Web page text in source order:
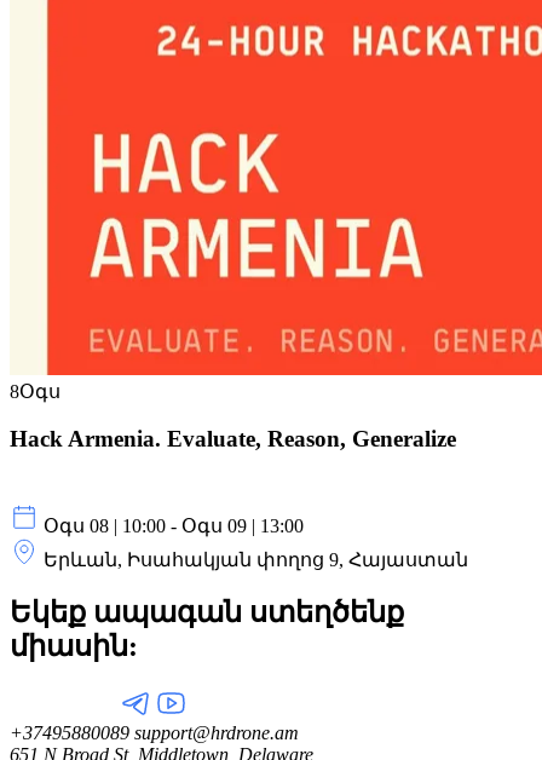
8Օգս
Hack Armenia. Evaluate, Reason, Generalize
Օգս 08 | 10:00 - Օգս 09 | 13:00
Երևան, Իսահակյան փողոց 9, Հայաստան
Եկեք ապագան ստեղծենք
միասին:
+37495880089 support@hrdrone.am
651 N Broad St, Middletown, Delaware